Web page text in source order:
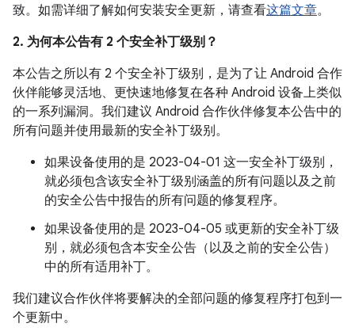
致。如需详细了解如何安装安全更新，请查看这篇文章。
2. 为何本公告有 2 个安全补丁级别？
本公告之所以有 2 个安全补丁级别，是为了让 Android 合作
伙伴能够灵活地、更快速地修复在各种 Android 设备上类似
的一系列漏洞。我们建议 Android 合作伙伴修复本公告中的
所有问题并使用最新的安全补丁级别。
如果设备使用的是 2023-04-01 这一安全补丁级别，
就必须包含该安全补丁级别涵盖的所有问题以及之前
的安全公告中报告的所有问题的修复程序。
如果设备使用的是 2023-04-05 或更新的安全补丁级
别，就必须包含本安全公告（以及之前的安全公告）
中的所有适用补丁。
我们建议合作伙伴将要解决的全部问题的修复程序打包到一
个更新中。